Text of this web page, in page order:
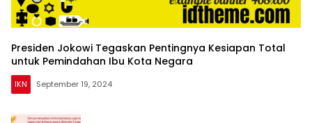
Presiden Jokowi Tegaskan Pentingnya Kesiapan Total
untuk Pemindahan Ibu Kota Negara
IKN September 19, 2024